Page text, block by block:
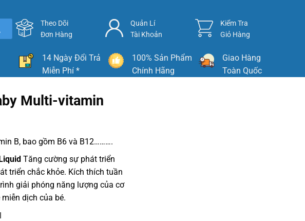
Theo Dõi
Đơn Hàng
Quản Lí
Tài Khoản
Kiểm Tra
Giỏ Hàng
14 Ngày Đổi Trả
Miễn Phí *
100% Sản Phẩm
Chính Hãng
Giao Hàng
Toàn Quốc
Multi-vitamin
B, bao gồm B6 và B12……….
Tăng cường sự phát triển
triển chắc khỏe. Kích thích tuần
giải phóng năng lượng của cơ
dịch của bé.